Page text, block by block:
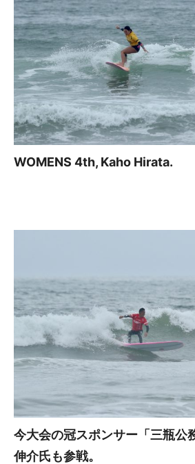
WOMENS 4th, Kaho Hirata.
今大会の冠スポンサー「三瓶公
伸介氏も参戦。